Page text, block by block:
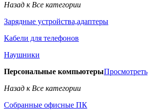
Назад к Все категории
Зарядные устройства,адаптеры
Кабели для телефонов
Наушники
Персональные компьютерыПросмотреть
Назад к Все категории
Собранные офисные ПК